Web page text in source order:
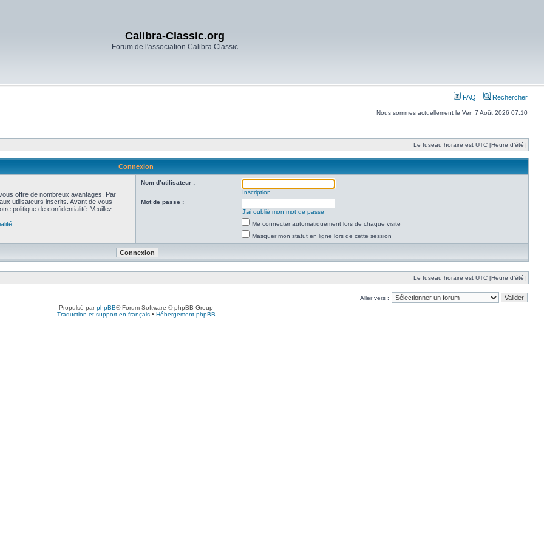
Calibra-Classic.org
Forum de l'association Calibra Classic
FAQ Rechercher
Nous sommes actuellement le Ven 7 Août 2026 07:10
Le fuseau horaire est UTC [Heure d’été]
Connexion
offre de nombreux avantages. Par
utilisateurs inscrits. Avant de vous
politique de confidentialité. Veuillez
Nom d’utilisateur :
Inscription
Mot de passe :
J’ai oublié mon mot de passe
Me connecter automatiquement lors de chaque visite
Masquer mon statut en ligne lors de cette session
Le fuseau horaire est UTC [Heure d’été]
Aller vers :
Propulsé parphpBB® Forum Software © phpBB Group
Traduction et support en français• Hébergement phpBB